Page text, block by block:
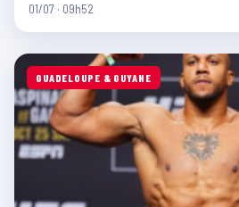
01/07 · 09h52
GUADELOUPE & GUYANE